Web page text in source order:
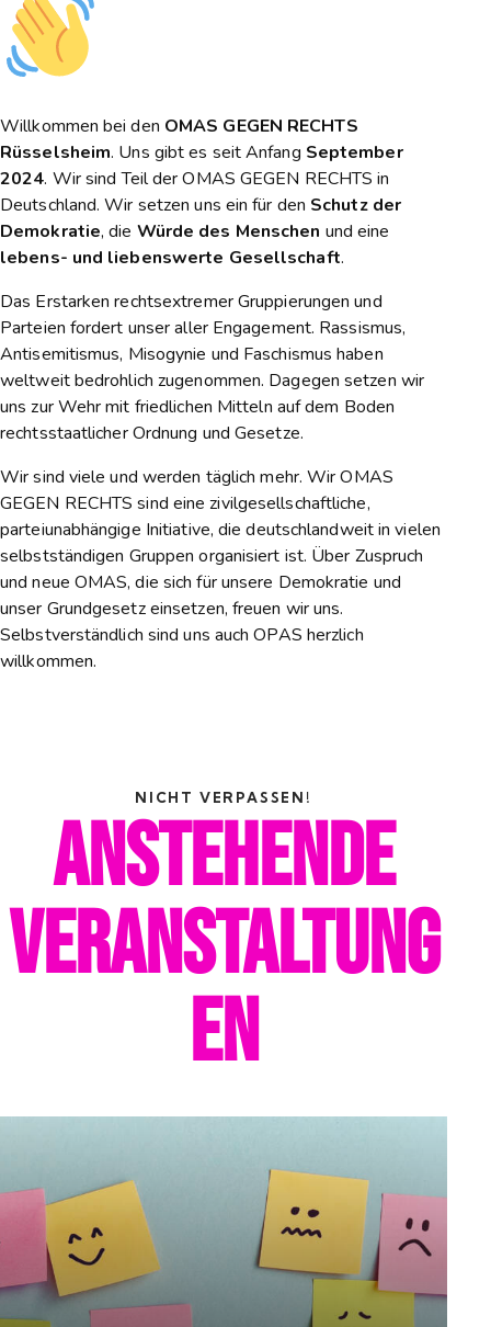
Willkommen bei den OMAS GEGEN RECHTS
Rüsselsheim. Uns gibt es seit Anfang September
2024. Wir sind Teil der OMAS GEGEN RECHTS in
Deutschland. Wir setzen uns ein für den Schutz der
Demokratie, die Würde des Menschen und eine
lebens- und liebenswerte Gesellschaft.
Das Erstarken rechtsextremer Gruppierungen und
Parteien fordert unser aller Engagement. Rassismus,
Antisemitismus, Misogynie und Faschismus haben
weltweit bedrohlich zugenommen. Dagegen setzen wir
uns zur Wehr mit friedlichen Mitteln auf dem Boden
rechtsstaatlicher Ordnung und Gesetze.
Wir sind viele und werden täglich mehr. Wir OMAS
GEGEN RECHTS sind eine zivilgesellschaftliche,
parteiunabhängige Initiative, die deutschlandweit in vielen
selbstständigen Gruppen organisiert ist. Über Zuspruch
und neue OMAS, die sich für unsere Demokratie und
unser Grundgesetz einsetzen, freuen wir uns.
Selbstverständlich sind uns auch OPAS herzlich
willkommen.
NICHT VERPASSEN!
ANSTEHENDE
VERANSTALTUNG
EN